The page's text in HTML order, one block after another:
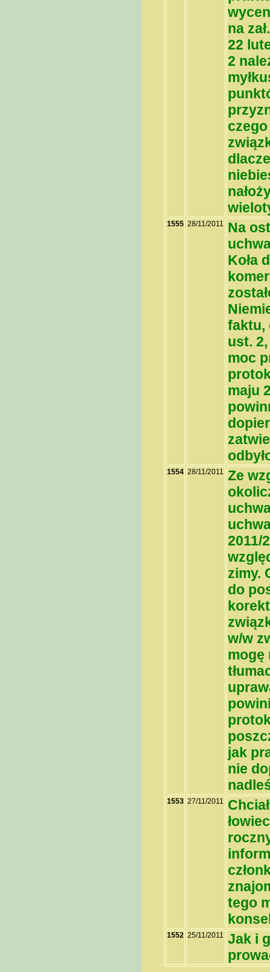
na
22
2
1555 28/11/2011
Na
Koła
faktu,
ust.
moc
maju
1554 28/11/2011 Ze
2011/
zimy.
do
w/w
mogę
jak
nie
1553 27/11/2011
tego
1552 25/11/2011 Jak i